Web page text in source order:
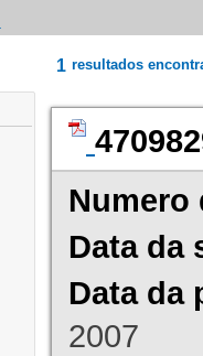
1 resultados
Numero
Data da
Data da
2007